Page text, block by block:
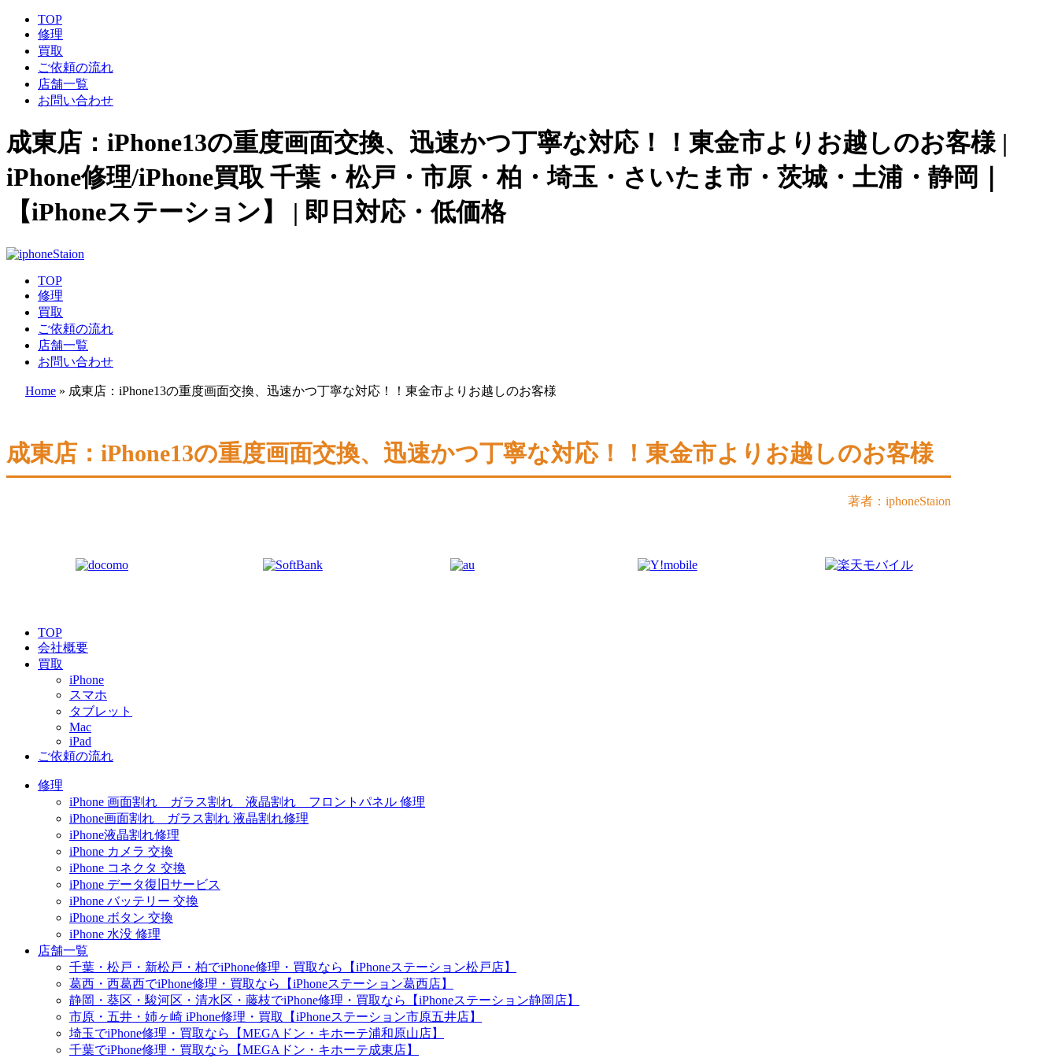
TOP
修理
買取
ご依頼の流れ
店舗一覧
お問い合わせ
成東店：iPhone13の重度画面交換、迅速かつ丁寧な対応！！東金市よりお越しのお客様 |
iPhone修理/iPhone買取 千葉・松戸・市原・柏・埼玉・さいたま市・茨城・土浦・静岡｜
【iPhoneステーション】 | 即日対応・低価格
TOP
修理
買取
ご依頼の流れ
店舗一覧
お問い合わせ
Home » 成東店：iPhone13の重度画面交換、迅速かつ丁寧な対応！！東金市よりお越しのお客様
成東店：iPhone13の重度画面交換、迅速かつ丁寧な対応！！東金市よりお越しのお客様
著者：iphoneStaion
TOP
会社概要
買取
iPhone
スマホ
タブレット
Mac
iPad
ご依頼の流れ
修理
iPhone 画面割れ ガラス割れ 液晶割れ フロントパネル 修理
iPhone画面割れ ガラス割れ 液晶割れ修理
iPhone液晶割れ修理
iPhone カメラ 交換
iPhone コネクタ 交換
iPhone データ復旧サービス
iPhone バッテリー 交換
iPhone ボタン 交換
iPhone 水没 修理
店舗一覧
千葉・松戸・新松戸・柏でiPhone修理・買取なら【iPhoneステーション松戸店】
葛西・西葛西でiPhone修理・買取なら【iPhoneステーション葛西店】
静岡・葵区・駿河区・清水区・藤枝でiPhone修理・買取なら【iPhoneステーション静岡店】
市原・五井・姉ヶ崎 iPhone修理・買取【iPhoneステーション市原五井店】
埼玉でiPhone修理・買取なら【MEGAドン・キホーテ浦和原山店】
千葉でiPhone修理・買取なら【MEGAドン・キホーテ成東店】